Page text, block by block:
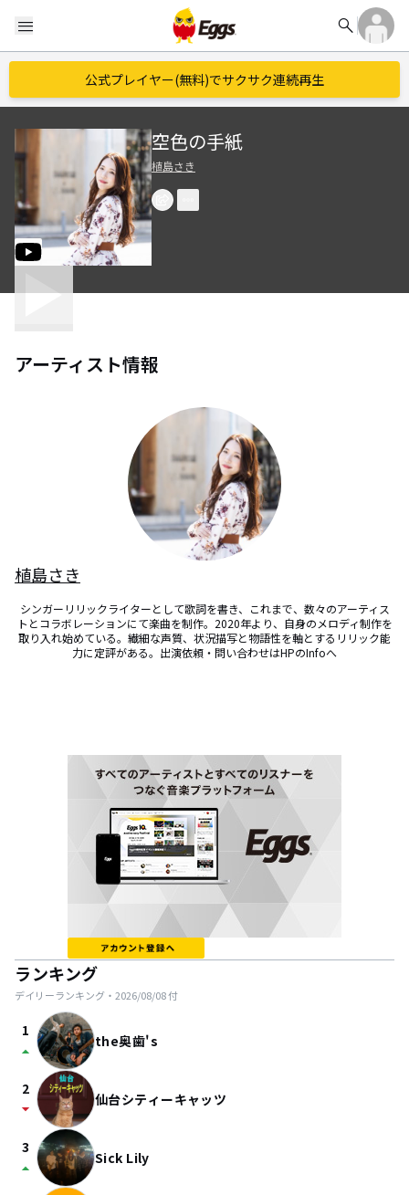
menu search
公式プレイヤー(無料)でサクサク連続再生
空色の手紙
植島さき
アーティスト情報
植島さき
シンガーリリックライターとして歌詞を書き、これまで、数々のアーティス
トとコラボレーションにて楽曲を制作。2020年より、自身のメロディ制作を
取り入れ始めている。繊細な声質、状況描写と物語性を軸とするリリック能
力に定評がある。出演依頼・問い合わせはHPのInfoへ
ランキング
デイリーランキング・ 2026/08/08付
1
arrow_drop_up the奥歯's
2
arrow_drop_down 仙台シティーキャッツ
3
arrow_drop_up Sick Lily